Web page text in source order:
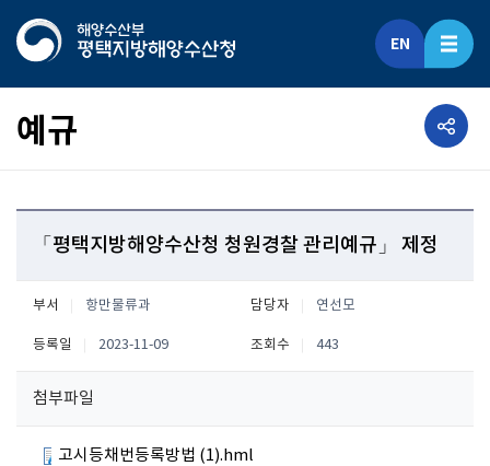
EN
예규 공유하기
「평택지방해양수산청 청원경찰 관리예규」 제정
부서 항만물류과 담당자 연선모
등록일 2023-11-09 조회수 443
첨부파일
고시등채번등록방법 (1).hml